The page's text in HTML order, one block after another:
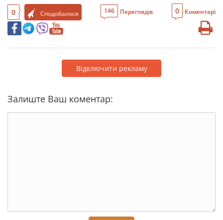
0 Сподобалося 146 Переглядів 0 Коментарі
Відключити рекламу
Залиште Ваш коментар: